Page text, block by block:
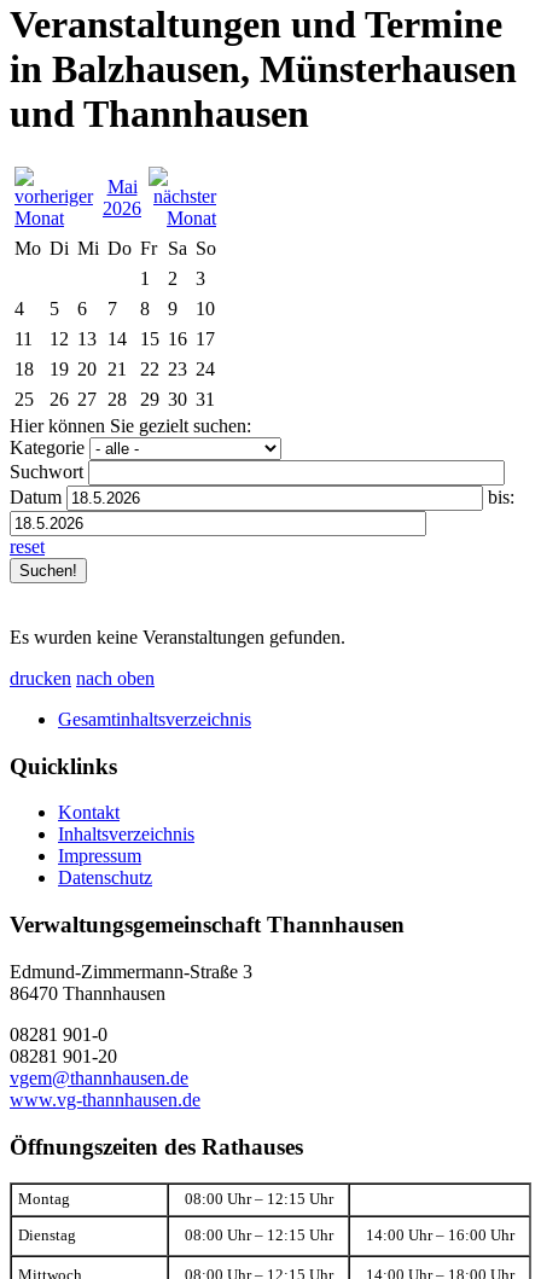
Veranstaltungen und Termine
in Balzhausen, Münsterhausen
und Thannhausen
Mai
2026
Mo Di Mi Do Fr Sa So
1
2
3
4
5 6 7 8 9
10
11
12 13 14 15 16 17
18
19 20 21 22 23 24
25
26 27 28 29 30 31
Hier können Sie gezielt suchen:
Kategorie
Suchwort
Datum
bis:
reset
Es wurden keine Veranstaltungen gefunden.
drucken nach oben
Gesamtinhaltsverzeichnis
Quicklinks
Kontakt
Inhaltsverzeichnis
Impressum
Datenschutz
Verwaltungsgemeinschaft Thannhausen
Edmund-Zimmermann-Straße 3
86470 Thannhausen
08281 901-0
08281 901-20
vgem@thannhausen.de
www.vg-thannhausen.de
Öffnungszeiten des Rathauses
Montag 08:00 Uhr – 12:15 Uhr
Dienstag 08:00 Uhr – 12:15 Uhr 14:00 Uhr – 16:00 Uhr